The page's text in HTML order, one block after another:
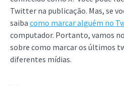
Twitter na publicação. Mas, se
saiba como marcar alguém no
computador. Portanto, vamos
sobre como marcar os últimos
diferentes mídias.